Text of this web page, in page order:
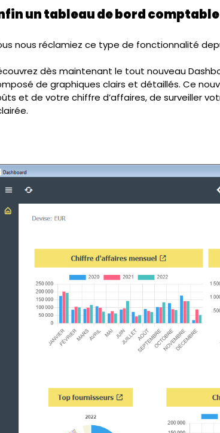
un tableau de bord comptable
nous réclamiez ce type de fonctionnalité
dès maintenant le tout nouveau
de graphiques clairs et détaillés. Ce
et de votre chiffre d’affaires, de surveiller